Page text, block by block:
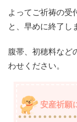
よってご祈祷の受
と、早めに終了し
腹帯、初穂料など
わせください。
安産祈願